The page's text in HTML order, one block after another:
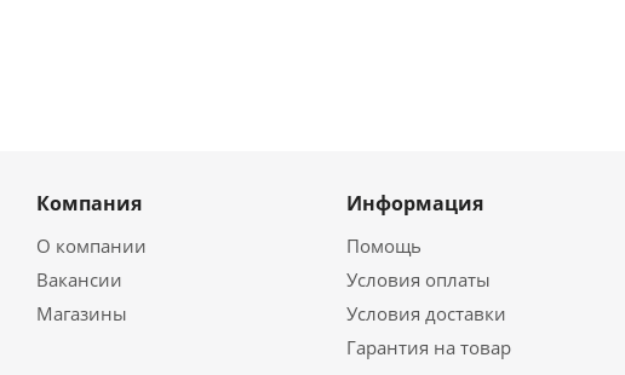
Компания
О компании
Вакансии
Магазины
Информация
Помощь
Условия оплаты
Условия доставки
Гарантия на товар